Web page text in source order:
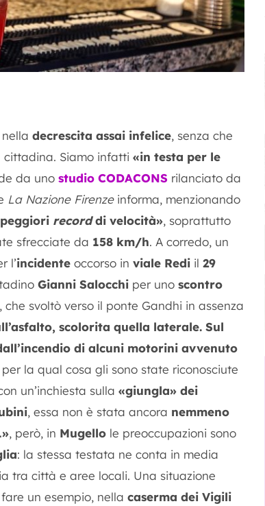
decrescita assai infelice, senza che
Siamo infatti «in testa per le
da uno studio CODACONS rilanciato da
La Nazione Firenzeinforma, menzionando
recorddi velocità», soprattutto
sfrecciate da 158 km/h. A corredo, un
l’incidente occorso in viale Redi il 29
Gianni Salocchi per uno scontro
svoltò verso il ponte Gandhi in assenza
scolorita quella laterale. Sul
di alcuni motorini avvenuto
la qual cosa gli sono state riconosciute
un’inchiesta sulla «giungla» dei
, essa non è stata ancora nemmeno
, però, in Mugello le preoccupazioni sono
: la stessa testata ne conta in media
tra città e aree locali. Una situazione
un esempio, nella caserma dei Vigili